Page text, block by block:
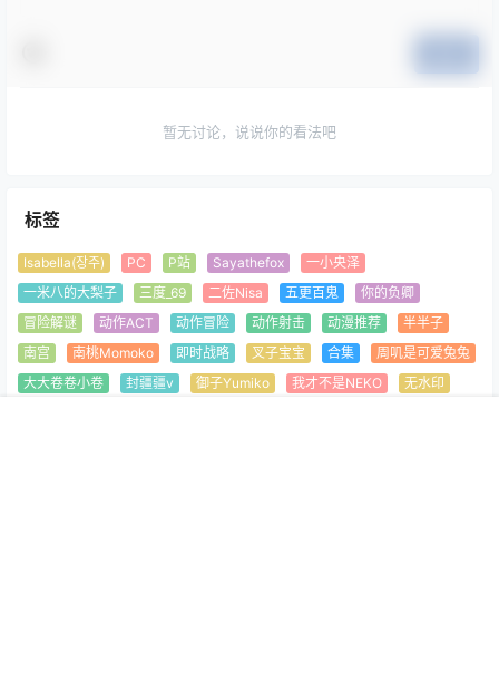
暂无讨论，说说你的看法吧
标签
Isabella(장주) PC P站 Sayathefox
一小央泽
一米八的大梨子
三度_69 二佐Nisa 五更百鬼
你的负卿
冒险解谜
动作ACT 动作冒险 动作射击 动漫推荐
半半子
南宫
南桃Momoko 即时战略 叉子宝宝 合集
周叽是可爱兔兔
大大卷卷小卷
封疆疆v 御子Yumiko 我才不是NEKO
无水印